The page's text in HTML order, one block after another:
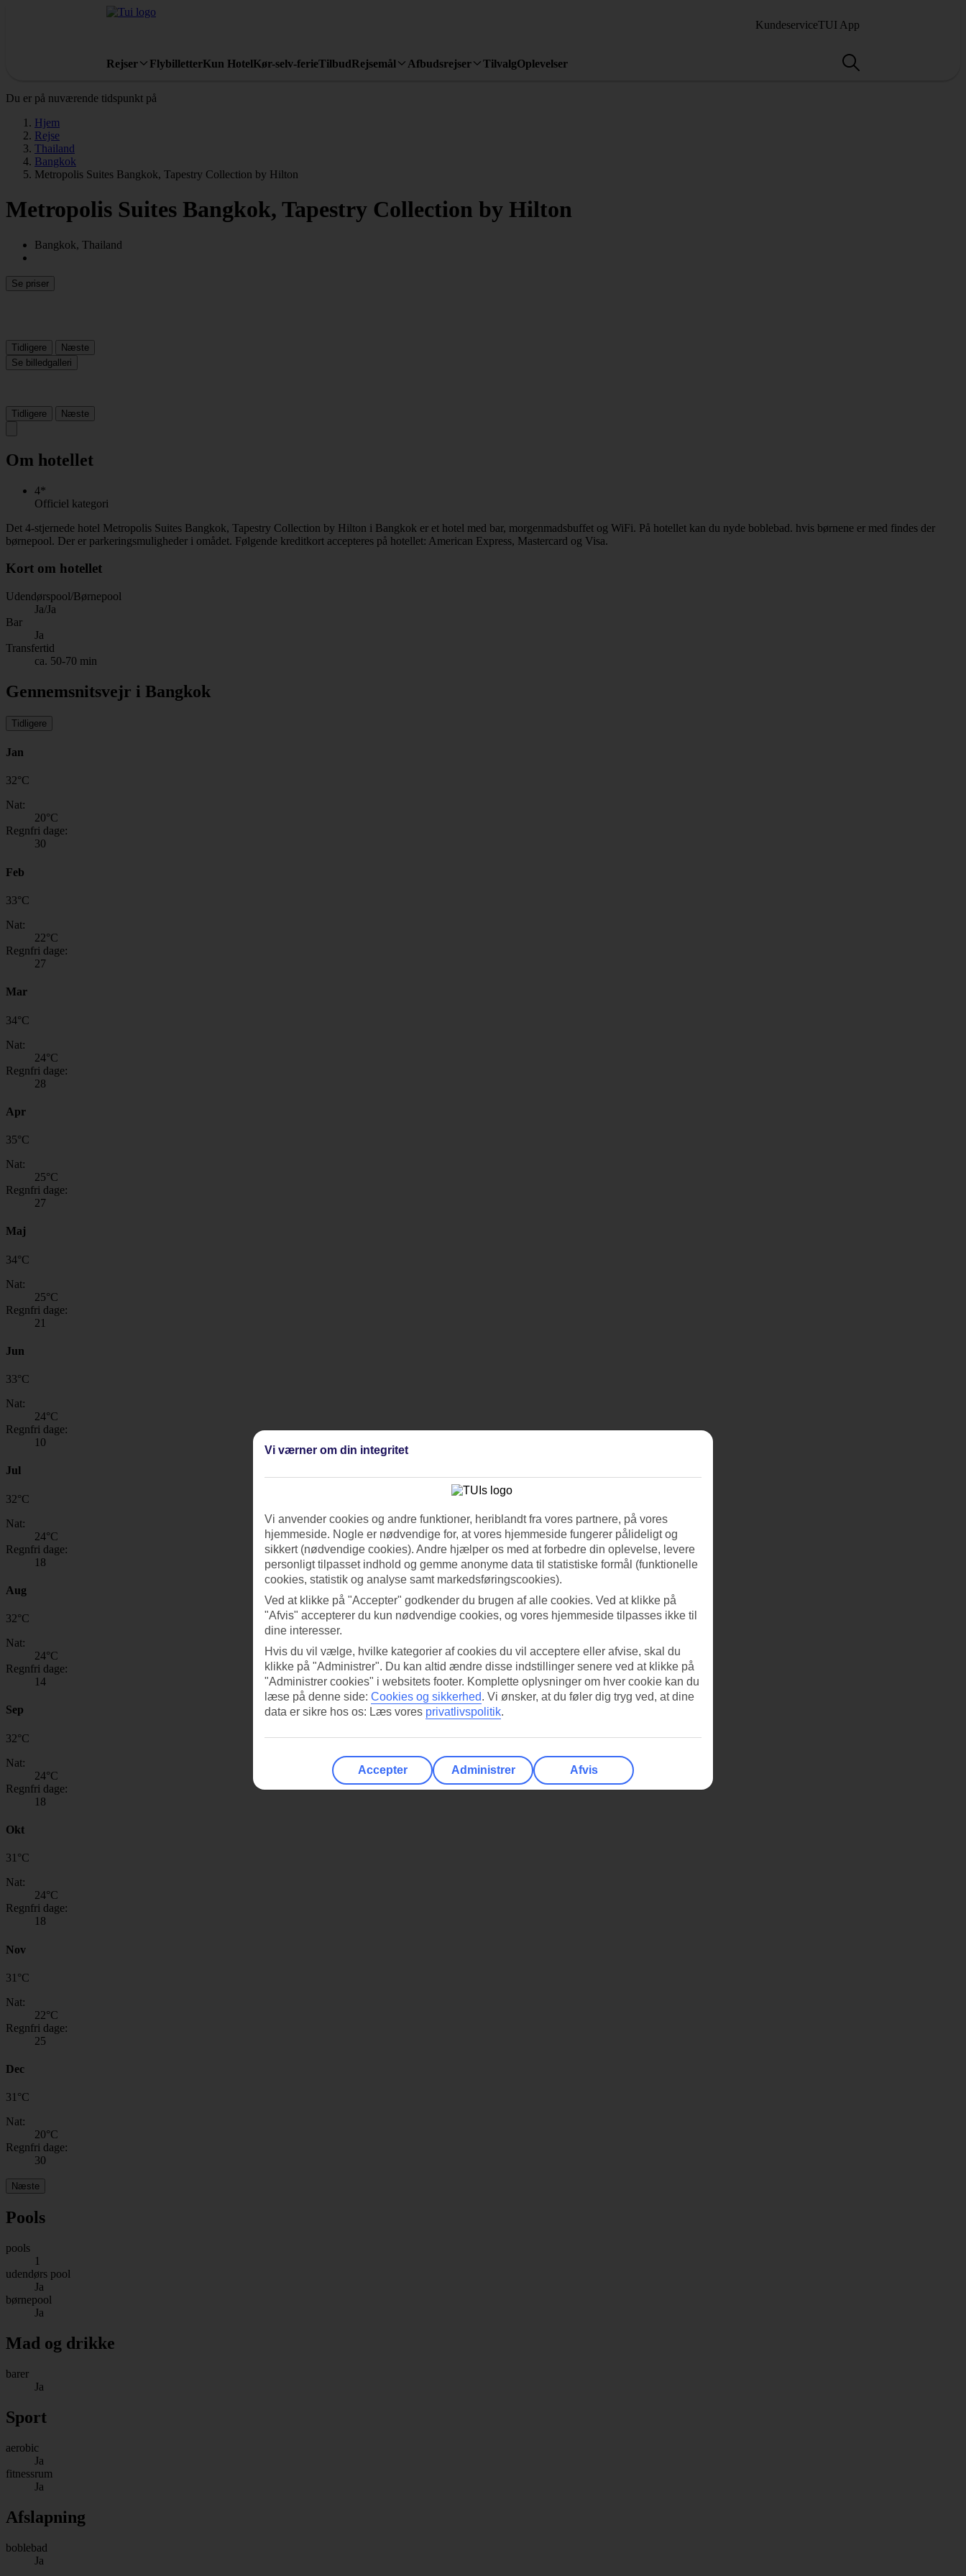
KundeserviceTUI App
Rejser FlybilletterKun HotelKør-selv-ferieTilbudRejsemål Afbudsrejser TilvalgOplevelser
Du er på nuværende tidspunkt på
Hjem
Rejse
Thailand
Bangkok
Metropolis Suites Bangkok, Tapestry Collection by Hilton
Metropolis Suites Bangkok, Tapestry Collection by Hilton
Bangkok, Thailand
Se priser
Tidligere
Næste
Se billedgalleri
Tidligere Næste
Om hotellet
4*
Officiel kategori
Det 4-stjernede hotel Metropolis Suites Bangkok, Tapestry Collection by Hilton i Bangkok er et hotel med bar, morgenmadsbuffet og WiFi. På hotellet kan du nyde boblebad. hvis børnene er med findes der
børnepool. Der er parkeringsmuligheder i omådet. Følgende kreditkort accepteres på hotellet: American Express, Mastercard og Visa.
Kort om hotellet
Udendørspool/Børnepool
Ja/Ja
Bar
Ja
Transfertid
ca. 50-70 min
Gennemsnitsvejr i Bangkok
Tidligere
Jan
32°C
Nat:
20°C
Regnfri dage:
30
Feb
33°C
Nat:
22°C
Regnfri dage:
27
Mar
34°C
Nat:
24°C
Regnfri dage:
28
Apr
35°C
Nat:
25°C
Regnfri dage:
27
Maj
34°C
Nat:
25°C
Regnfri dage:
21
Jun
33°C
Nat:
24°C
Regnfri dage:
10
Jul
32°C
Nat:
24°C
Regnfri dage:
18
Aug
32°C
Nat:
24°C
Regnfri dage:
14
Sep
32°C
Nat:
24°C
Regnfri dage:
18
Okt
31 °C
Nat:
24°C
Regnfri dage:
18
Nov
31 °C
Nat:
22°C
Regnfri dage:
25
Dec
31 °C
Nat:
20°C
Regnfri dage:
30
Næste
Pools
pools
1
udendørs pool
Ja
børnepool
Ja
Mad og drikke
barer
Ja
Sport
aerobic
Ja
fitnessrum
Ja
Afslapning
boblebad
Ja
Vi værner om din integritet
Vi anvender cookies og andre funktioner, heriblandt fra vores partnere, på vores
hjemmeside. Nogle er nødvendige for, at vores hjemmeside fungerer pålideligt og
sikkert (nødvendige cookies). Andre hjælper os med at forbedre din oplevelse, levere
personligt tilpasset indhold og gemme anonyme data til statistiske formål (funktionelle
cookies, statistik og analyse samt markedsføringscookies).
Ved at klikke på "Accepter" godkender du brugen af alle cookies. Ved at klikke på
"Afvis" accepterer du kun nødvendige cookies, og vores hjemmeside tilpasses ikke til
dine interesser.
Hvis du vil vælge, hvilke kategorier af cookies du vil acceptere eller afvise, skal du
klikke på "Administrer". Du kan altid ændre disse indstillinger senere ved at klikke på
"Administrer cookies" i websitets footer. Komplette oplysninger om hver cookie kan du
læse på denne side: Cookies og sikkerhed. Vi ønsker, at du føler dig tryg ved, at dine
data er sikre hos os: Læs vores privatlivspolitik.
Accepter Administrer Afvis